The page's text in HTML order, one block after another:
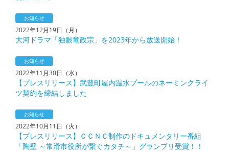
お知らせ
2022年12月19日（月）
大河ドラマ「独眼竜政宗」を2023年から放送開始！
お知らせ
2022年11月30日（水）
【プレスリリース】武豊町屋内温水プールのネーミングライ
ツ契約を締結しました
お知らせ
2022年10月11日（火）
【プレスリリース】ＣＣＮＣ制作のドキュメンタリー番組
「陶壁 ～常滑市役所が繋ぐカタチ～」グランプリ受賞！！